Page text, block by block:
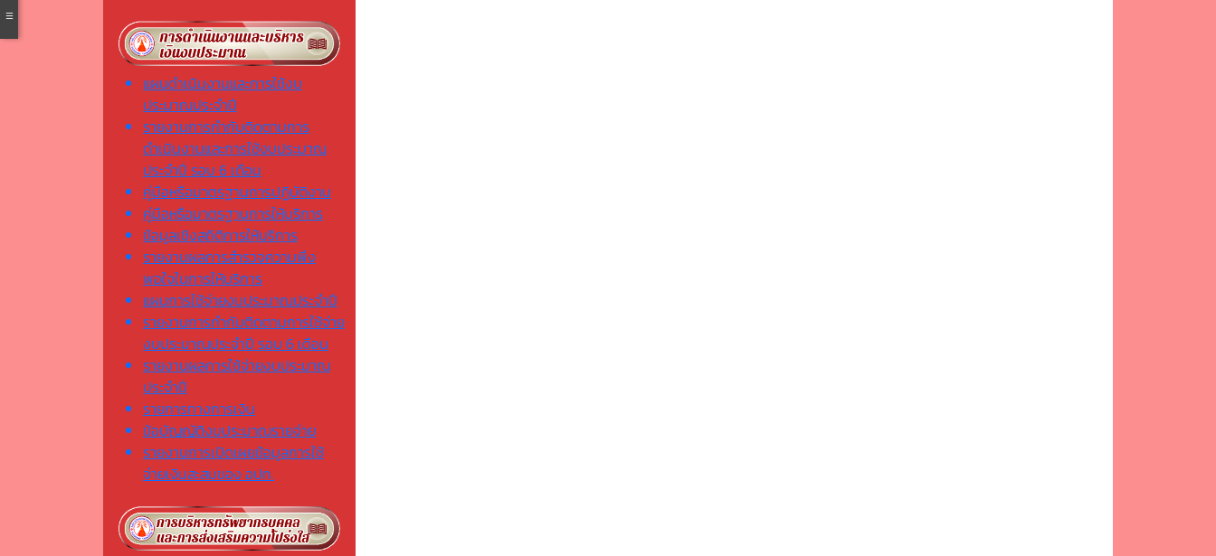
แผนดำเนินงานและการใช้งบ
ประมาณประจำปี
รายงานการกำกับติดตามการ
ดำเนินงานและการใช้งบประมาณ
ประจำปี รอบ 6 เดือน
คู่มือหรือมาตรฐานการปฏิบัติงาน
คู่มือหรือมาตรฐานการให้บริการ
ข้อมูลเชิงสถิติการให้บริการ
รายงานผลการสำรวจความพึง
พอใจในการให้บริการ
แผนการใช้จ่ายงบประมาณประจำปี
รายงานการกำกับติดตามการใช้จ่าย
งบประมาณประจำปี รอบ 6 เดือน
รายงานผลการใช้จ่ายงบประมาณ
ประจำปี
รายการทางการเงิน
ข้อบัญญัติงบประมาณรายจ่าย
รายงานการเปิดเผยข้อมูลการใช้
จ่ายเงินสะสมของ อปท.